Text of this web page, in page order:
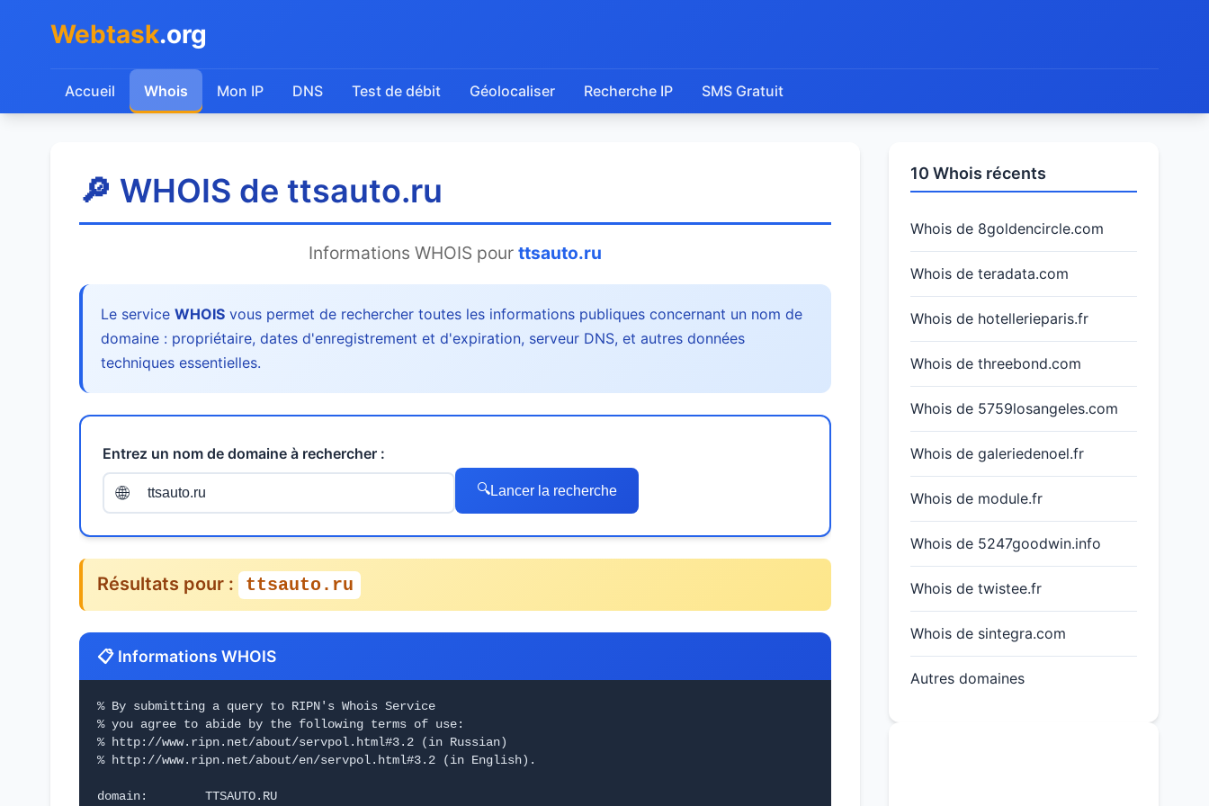
Webtask.org
Accueil Whois Mon IP DNS Test de débit Géolocaliser Recherche IP SMS Gratuit
🔎 WHOIS de ttsauto.ru
Informations WHOIS pour ttsauto.ru
Le service WHOIS vous permet de rechercher toutes les informations publiques concernant un nom de
domaine : propriétaire, dates d'enregistrement et d'expiration, serveur DNS, et autres données
techniques essentielles.
Entrez un nom de domaine à rechercher :
🌐 🔍Lancer la recherche
Résultats pour : ttsauto.ru
📋 Informations WHOIS
% By submitting a query to RIPN's Whois Service
% you agree to abide by the following terms of use:
% http://www.ripn.net/about/servpol.html#3.2 (in Russian)
% http://www.ripn.net/about/en/servpol.html#3.2 (in English).
domain:        TTSAUTO.RU
10 Whois récents
Whois de 8goldencircle.com
Whois de teradata.com
Whois de hotellerieparis.fr
Whois de threebond.com
Whois de 5759losangeles.com
Whois de galeriedenoel.fr
Whois de module.fr
Whois de 5247goodwin.info
Whois de twistee.fr
Whois de sintegra.com
Autres domaines